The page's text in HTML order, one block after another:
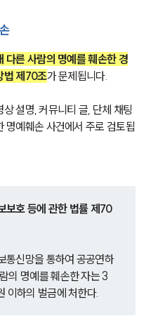
다른 사람의 명예를 훼손한 경
법 제70조가 문제됩니다.
설명, 커뮤니티 글, 단체 채팅
명예훼손 사건에서 주로 검토됩
보호 등에 관한 법률 제70
통신망을 통하여 공공연하
의 명예를 훼손한 자는 3
이하의 벌금에 처한다.